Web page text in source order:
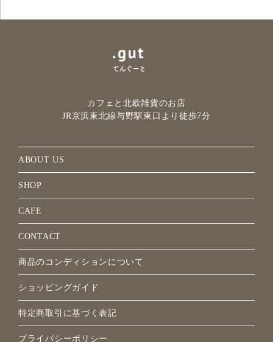
カフェと北欧雑貨のお店
JR京浜東北線与野駅東口より徒歩7分
ABOUT US
SHOP
CAFE
CONTACT
商品のコンディションについて
ショッピングガイド
特定商取引に基づく表記
プライバシーポリシー